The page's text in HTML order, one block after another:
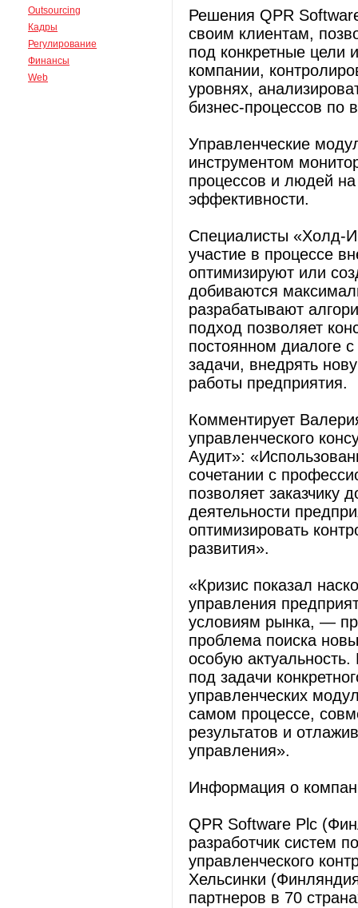
Outsourcing
Кадры
Регулирование
Финансы
Web
Решения QPR
своим клиентам,
под конкретные цели
компании,
уровнях,
бизнес-процессов по
Управленческие
инструментом
процессов и людей
эффективности.
Специалисты «Холд-
участие в процессе
оптимизируют или
добиваются
разрабатывают
подход позволяет
постоянном диалоге
задачи, внедрять
работы предприятия.
Комментирует
управленческого
Аудит»:
сочетании с
позволяет заказчику
деятельности
оптимизировать
развития».
«Кризис показал
управления
условиям рынка, —
проблема поиска
особую
под задачи
управленческих
самом процессе,
результатов и
управления».
Информация о
QPR Software Plс
разработчик систем
управленческого
Хельсинки
партнеров в 70